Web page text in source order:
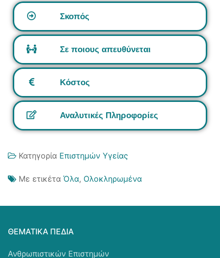
Σκοπός
Σε ποιους απευθύνεται
Κόστος
Αναλυτικές Πληροφορίες
Κατηγορία Επιστημών Υγείας
Με ετικέτα Όλα, Ολοκληρωμένα
ΘΕΜΑΤΙΚΆ ΠΕΔΊΑ
Ανθρωπιστικών Επιστημών